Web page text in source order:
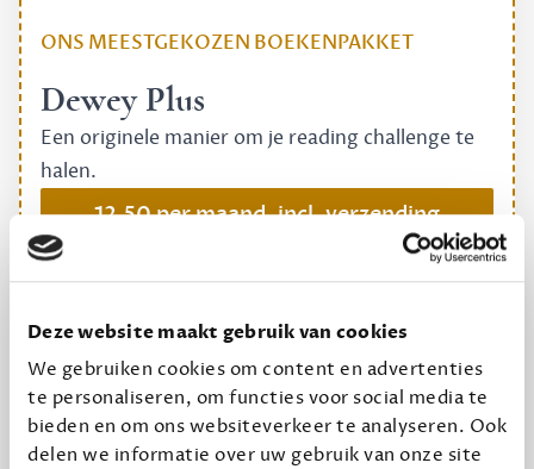
Deze website maakt gebruik van cookies
We gebruiken cookies om content en advertenties
te personaliseren, om functies voor social media te
bieden en om ons websiteverkeer te analyseren. Ook
delen we informatie over uw gebruik van onze site
ONS MEESTGEKOZEN BOEKENPAKKET
Dewey Plus
Een originele manier om je reading challenge te
halen.
12,50 per maand, incl. verzending
Alles van Dewey Free
Word een bovengemiddelde lezer met 6 boeken